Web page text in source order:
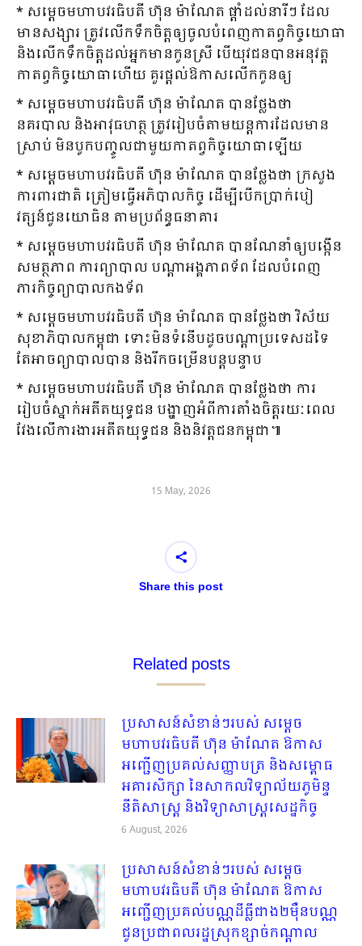
* សម្ដេចមហាបវរធិបតី ហ៊ុន ម៉ាណែត ផ្ដាំដល់នារីៗ ដែល
មានសង្សារ ត្រូវលើកទឹកចិត្តឲ្យចូលបំពេញកាតព្វកិច្ចយោធា
និងលើកទឹកចិត្តដល់អ្នកមានកូនស្រី បើយុវជនបានអនុវត្ត
កាតព្វកិច្ចយោធាហើយ គួរផ្ដល់ឱកាសលើកកូនឲ្យ
* សម្ដេចមហាបវរធិបតី ហ៊ុន ម៉ាណែត បានថ្លែងថា
នគរបាល និងអាវុធហត្ថ ត្រូវរៀបចំតាមយន្ដការដែលមាន
ស្រាប់ មិនបូកបញ្ចូលជាមួយកាតព្វកិច្ចយោធាឡើយ
* សម្ដេចមហាបវរធិបតី ហ៊ុន ម៉ាណែត បានថ្លែងថា ក្រសួង
ការពារជាតិ ត្រៀមធ្វើអភិបាលកិច្ច ដើម្បីបើកប្រាក់បៀ
វត្សន៍ជូនយោធិន តាមប្រព័ន្ធធនាគារ
* សម្ដេចមហាបវរធិបតី ហ៊ុន ម៉ាណែត បានណែនាំឲ្យបង្កើន
សមត្ថភាព ការព្យាបាល បណ្ដាអង្គភាពទ័ព ដែលបំពេញ
ភារកិច្ចព្យាបាលកងទ័ព
* សម្ដេចមហាបវរធិបតី ហ៊ុន ម៉ាណែត បានថ្លែងថា វិស័យ
សុខាភិបាលកម្ពុជា ទោះមិនទំនើបដូចបណ្ដាប្រទេសដទៃ
តែអាចព្យាបាលបាន និងរីកចម្រើនបន្ដបន្ទាប
* សម្ដេចមហាបវរធិបតី ហ៊ុន ម៉ាណែត បានថ្លែងថា ការ
រៀបចំស្នាក់អតីតយុទ្ធជន បង្ហាញអំពីការតាំងចិត្តរយៈពេល
វែងលើការងារអតីតយុទ្ធជន និងនិវត្តជនកម្ពុជា៕
15 May, 2026
Share this post
Related posts
ប្រសាសន៍សំខាន់ៗរបស់ សម្តេច
មហាបវរធិបតី ហ៊ុន ម៉ាណែត ឱកាស
អញ្ជើញប្រគល់សញ្ញាបត្រ និងសម្ពោធ
អគារសិក្សា នៃសាកលវិទ្យាល័យភូមិន្ទ
នីតិសាស្ត្រ និងវិទ្យាសាស្ត្រសេដ្ឋកិច្ច
6 August, 2026
ប្រសាសន៍សំខាន់ៗរបស់ សម្តេច
មហាបវរធិបតី ហ៊ុន ម៉ាណែត ឱកាស
អញ្ជើញប្រគល់បណ្ណដីធ្លី​ជាង២ម៉ឺនបណ្ណ
ជូនប្រជាពលរដ្ឋស្រុកខ្សាច់កណ្តាល